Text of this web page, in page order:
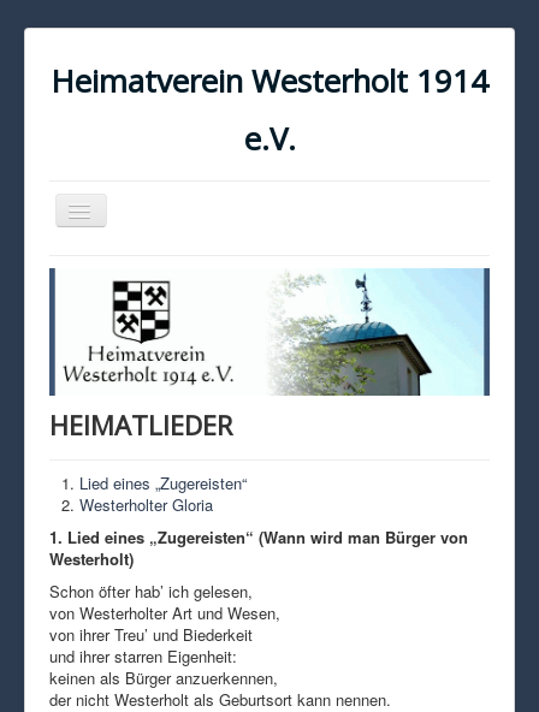
Heimatverein Westerholt 1914
e.V.
Navigation
an/aus
KONTAKT
IMPRESSUM
DATENSCHUTZ
HEIMATLIEDER
Lied eines „Zugereisten“
Westerholter Gloria
1. Lied eines „Zugereisten“ (Wann wird man Bürger von
Westerholt)
Schon öfter hab’ ich gelesen,
von Westerholter Art und Wesen,
von ihrer Treu’ und Biederkeit
und ihrer starren Eigenheit:
keinen als Bürger anzuerkennen,
der nicht Westerholt als Geburtsort kann nennen.